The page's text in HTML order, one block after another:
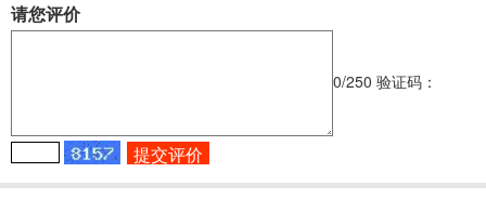
请您评价
0/250 验证码：